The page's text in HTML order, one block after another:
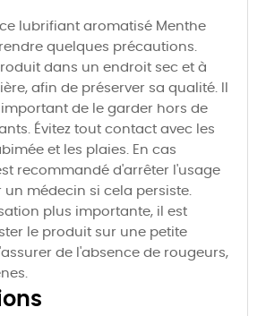
lubrifiant aromatisé Menthe
quelques précautions.
dans un endroit sec et à
afin de préserver sa qualité. Il
de le garder hors de
Évitez tout contact avec les
et les plaies. En cas
recommandé d'arrêter l'usage
un médecin si cela persiste.
plus importante, il est
le produit sur une petite
de l'absence de rougeurs,